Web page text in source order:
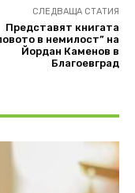
СЛЕДВАЩА СТАТИЯ
Представят книгата
в немилост” на
Йордан Каменов в
Благоевград